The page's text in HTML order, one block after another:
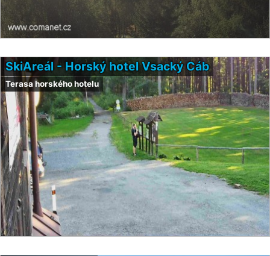
SkiAreál - Horský hotel Vsacký Cáb
Terasa horského hotelu